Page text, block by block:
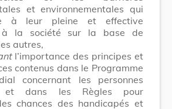
et environnementales qui
à leur pleine et effective
à la société sur la base de
autres,
l’importance des principes et
contenus dans le Programme
concernant les personnes
et dans les Règles pour
chances des handicapés et